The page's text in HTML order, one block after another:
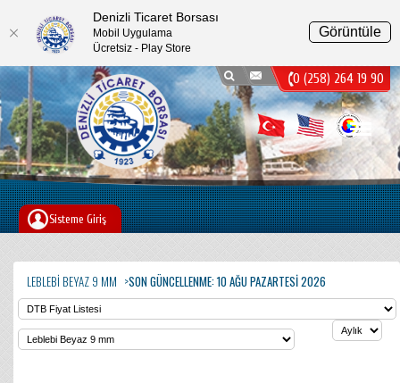
0 (258) 264 19 90
Sisteme Giriş
LEBLEBI BEYAZ 9 MM SON GÜNCELLENME: 10 AĞU PAZARTESI 2026
Menu
Denizli Ticaret Borsası
Mobil Uygulama
Ücretsiz - Play Store
Görüntüle